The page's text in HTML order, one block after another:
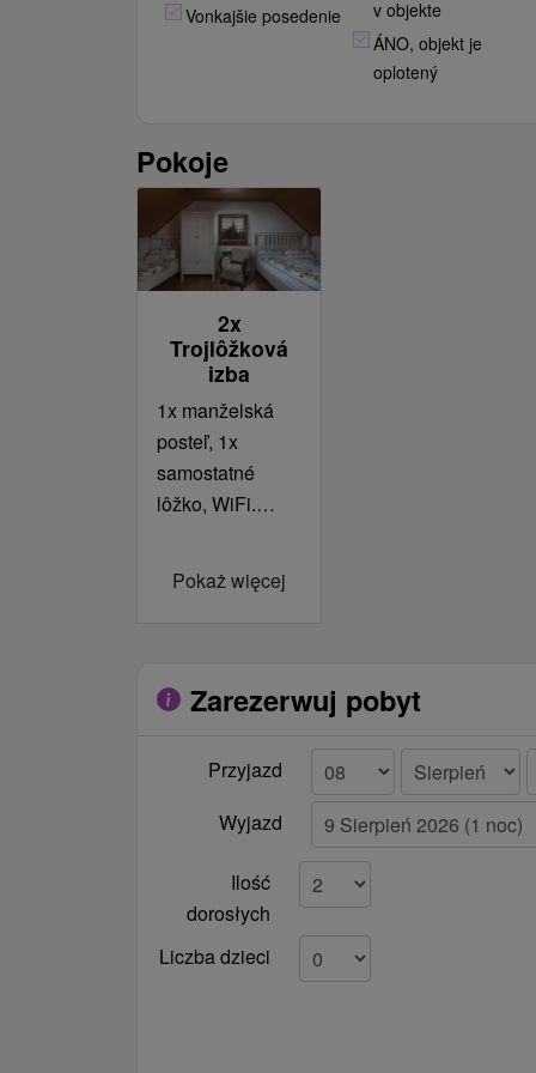
bežcov na lyžiach ponúka niekoľko
stredísk, Ski Vitanová, Vrátna, Ski
Oravice, Ski Park Kubínska hoľa,
Vonkajšie posedenie
v objekte
ÁNO, objekt je
oplotený
Pokoje
2x
Trojlôžková
izba
1x manželská
posteľ, 1x
samostatné
lôžko, WiFi.
manželská
Pokaż więcej
Zarezerwuj pobyt
Przyjazd
Wyjazd
Ilość
dorosłych
Liczba dzieci